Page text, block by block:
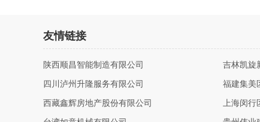
友情链接
陕西顺昌智能制造有限公司 吉林凯旋
四川泸州升隆服务有限公司 福建集美
西藏鑫辉房地产股份有限公司 上海闵行